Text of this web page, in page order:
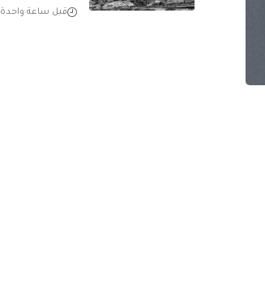
قبل ساعة واحدة